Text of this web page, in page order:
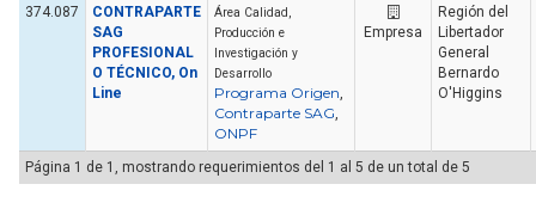
374.087
CONTRAPARTE
SAG
PROFESIONAL
O TÉCNICO, On
Line
Área Calidad,
Producción e
Investigación y
Desarrollo
Programa Origen,
Contraparte SAG,
ONPF
Empresa
Región del
Libertador
General
Bernardo
O'Higgins
Página 1 de 1, mostrando requerimientos del 1 al 5 de un total de 5